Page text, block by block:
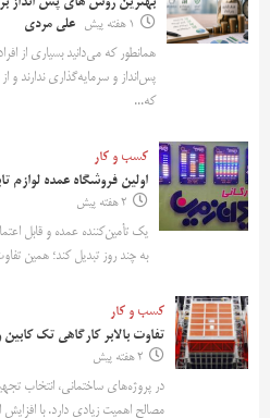
1 هفته پیش
علی مردی
همانطور که می‌دانید بسیاری از
پس‌انداز و سرمایه‌گذاری ندارند
که...
کسب و کار
اولین فروشگاه عمده لوازم
2 هفته پیش
یک تأمین‌کننده عمده و قابل
به چند روز تبدیل کند؛ همین
کسب و کار
تفاوت بالابر کارگاهی تک کابین
2 هفته پیش
در پروژه‌های ساختمانی، انتخاب
مصالح اهمیت زیادی دارد. با